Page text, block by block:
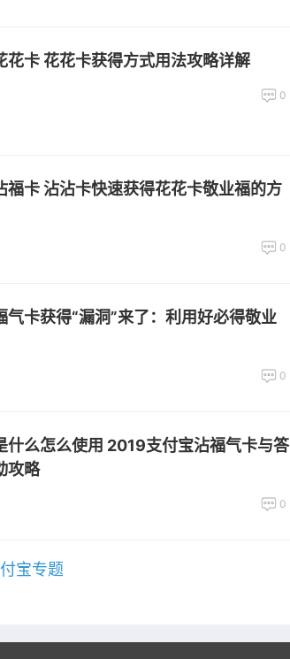
花卡 花花卡获得方式用法攻略详解
0
福卡 沾沾卡快速获得花花卡敬业福的方
0
气卡获得“漏洞”来了：利用好必得敬业
0
什么怎么使用 2019支付宝沾福气卡与答
攻略
0
宝专题